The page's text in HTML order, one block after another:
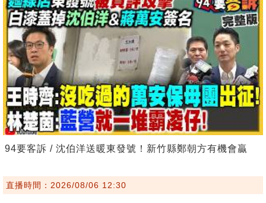
94要客訴 / 沈伯洋送暖東發號！新竹縣鄭朝方有機會贏
直播時間：2026/08/06 12:30